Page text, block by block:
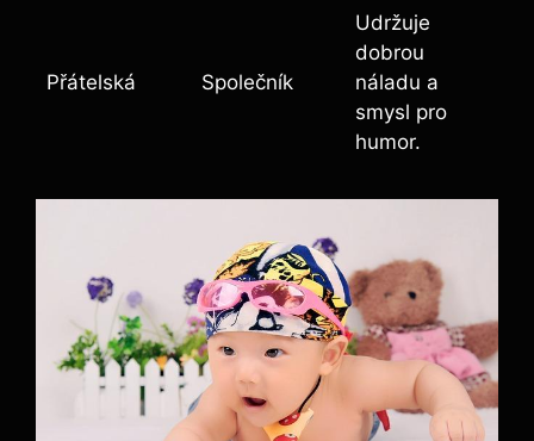
Přátelská Společník
Udržuje
dobrou
náladu a
smysl pro
humor.